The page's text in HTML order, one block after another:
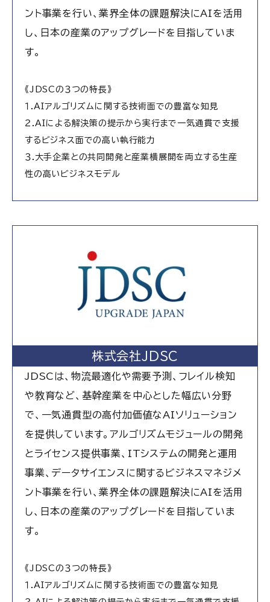
ント事業を行い、業界全体の課題解決にAIを活用
し、日本の産業のアップグレードを目指していま
す。
《JDSCの３つの特長》
１.AIアルゴリズムに関する技術面での豊富な知見
２.AIによる解決策の提示から実行まで一気通貫で支援
するビジネス面での高い執行能力
３.大手企業との共同開発と産業横展開を両立する生産
性の高いビジネスモデル
株式会社JDSC
JDSCは、物流最適化や需要予測、フレイル検知
や教育など、基幹産業を中心とした幅広い分野
で、一気通貫型の高付加価値なAIソリューション
を提供しています。アルゴリズムモジュールの開発
とライセンス提供事業、ITシステムの開発と運用
事業、データサイエンスに関するビジネスマネジメ
ント事業を行い、業界全体の課題解決にAIを活用
し、日本の産業のアップグレードを目指していま
す。
《JDSCの３つの特長》
１.AIアルゴリズムに関する技術面での豊富な知見